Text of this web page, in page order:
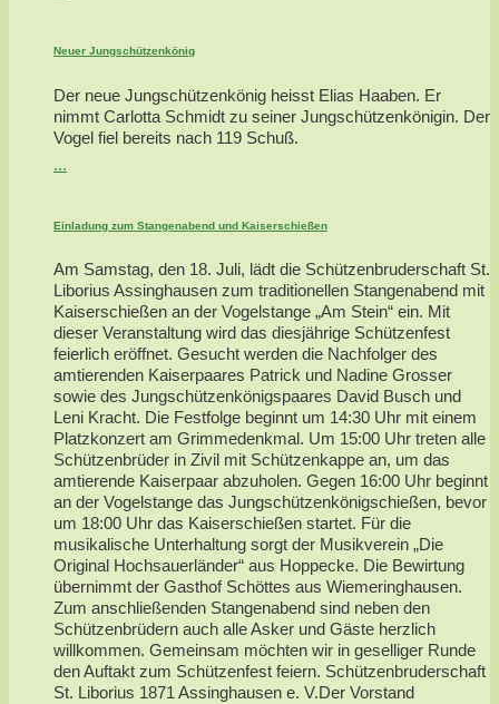
Neuer Jungschützenkönig
Der neue Jungschützenkönig heisst Elias Haaben. Er
nimmt Carlotta Schmidt zu seiner Jungschützenkönigin. Der
Vogel fiel bereits nach 119 Schuß.
...
Einladung zum Stangenabend und Kaiserschießen
Am Samstag, den 18. Juli, lädt die Schützenbruderschaft St.
Liborius Assinghausen zum traditionellen Stangenabend mit
Kaiserschießen an der Vogelstange „Am Stein“ ein. Mit
dieser Veranstaltung wird das diesjährige Schützenfest
feierlich eröffnet. Gesucht werden die Nachfolger des
amtierenden Kaiserpaares Patrick und Nadine Grosser
sowie des Jungschützenkönigspaares David Busch und
Leni Kracht. Die Festfolge beginnt um 14:30 Uhr mit einem
Platzkonzert am Grimmedenkmal. Um 15:00 Uhr treten alle
Schützenbrüder in Zivil mit Schützenkappe an, um das
amtierende Kaiserpaar abzuholen. Gegen 16:00 Uhr beginnt
an der Vogelstange das Jungschützenkönigschießen, bevor
um 18:00 Uhr das Kaiserschießen startet. Für die
musikalische Unterhaltung sorgt der Musikverein „Die
Original Hochsauerländer“ aus Hoppecke. Die Bewirtung
übernimmt der Gasthof Schöttes aus Wiemeringhausen.
Zum anschließenden Stangenabend sind neben den
Schützenbrüdern auch alle Asker und Gäste herzlich
willkommen. Gemeinsam möchten wir in geselliger Runde
den Auftakt zum Schützenfest feiern. Schützenbruderschaft
St. Liborius 1871 Assinghausen e. V.Der Vorstand